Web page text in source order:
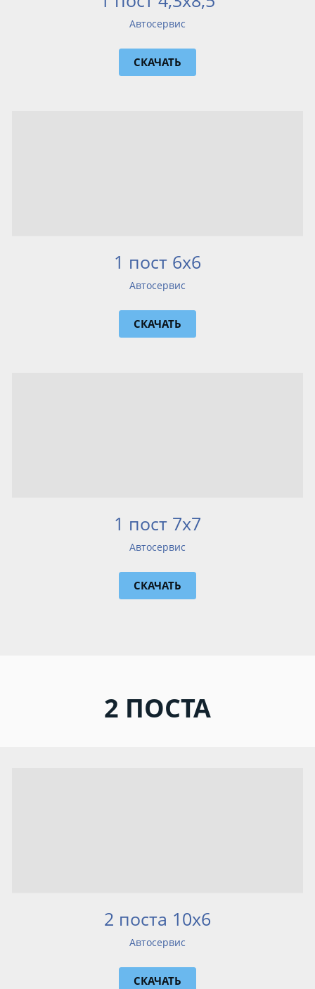
Автосервис
СКАЧАТЬ
1 пост 6х6
Автосервис
СКАЧАТЬ
1 пост 7х7
Автосервис
СКАЧАТЬ
2 ПОСТА
2 поста 10x6
Автосервис
СКАЧАТЬ